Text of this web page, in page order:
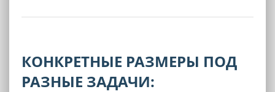
КОНКРЕТНЫЕ РАЗМЕРЫ ПОД
РАЗНЫЕ ЗАДАЧИ: